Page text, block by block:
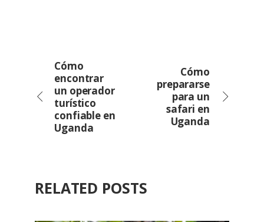
Cómo
encontrar
un operador
turístico
confiable en
Uganda
Cómo
prepararse
para un
safari en
Uganda
RELATED POSTS